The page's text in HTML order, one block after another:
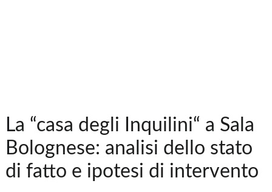
La “casa degli Inquilini“ a Sala
Bolognese: analisi dello stato
di fatto e ipotesi di intervento